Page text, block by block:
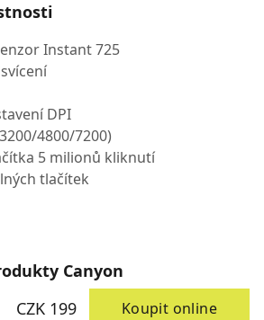
Instant 725
DPI
4800/7200)
5 milionů kliknutí
tlačítek
Canyon
CZK 199
Koupit online